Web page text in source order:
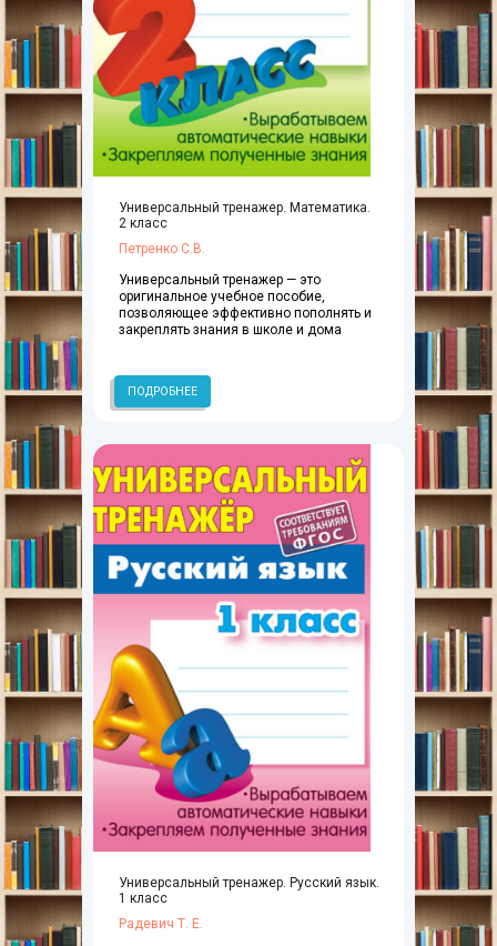
Универсальный тренажер. Математика.
2 класс
Петренко С.В.
Универсальный тренажер — это
оригинальное учебное пособие,
позволяющее эффективно пополнять и
закреплять знания в школе и дома
ПОДРОБНЕЕ
Универсальный тренажер. Русский язык.
1 класс
Радевич Т. Е.